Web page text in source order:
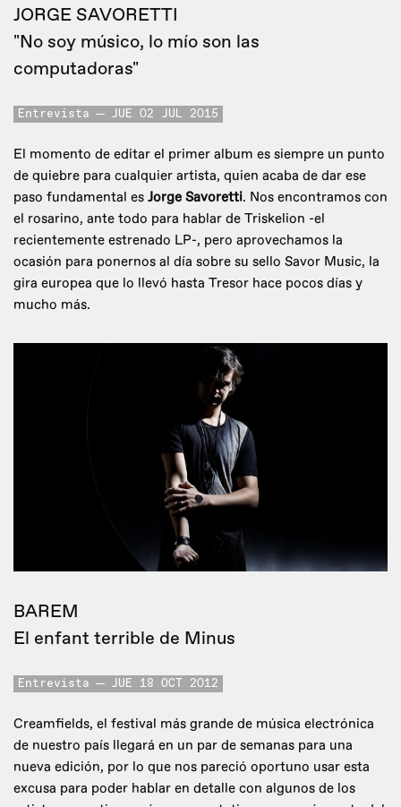
JORGE SAVORETTI
"No soy músico, lo mío son las
computadoras"
Entrevista JUE 02 JUL 2015
El momento de editar el primer album es siempre un punto
de quiebre para cualquier artista, quien acaba de dar ese
paso fundamental es Jorge Savoretti. Nos encontramos con
el rosarino, ante todo para hablar de Triskelion -el
recientemente estrenado LP-, pero aprovechamos la
ocasión para ponernos al día sobre su sello Savor Music, la
gira europea que lo llevó hasta Tresor hace pocos días y
mucho más.
BAREM
El enfant terrible de Minus
Entrevista JUE 18 OCT 2012
Creamfields, el festival más grande de música electrónica
de nuestro país llegará en un par de semanas para una
nueva edición, por lo que nos pareció oportuno usar esta
excusa para poder hablar en detalle con algunos de los